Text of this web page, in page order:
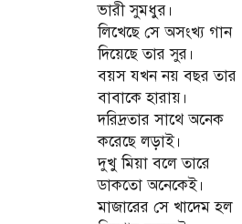
ভারী সুমধুর।
লিখেছে সে অসংখ্য গান
দিয়েছে তার সুর।
বয়স যখন নয় বছর তার
বাবাকে হারায়।
দরিদ্রতার সাথে অনেক
করেছে লড়াই।
দুখু মিয়া বলে তারে
ডাকতো অনেকেই।
মাজারের সে খাদেম হল